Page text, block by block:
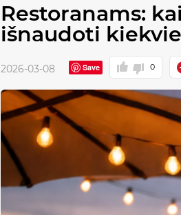
Restoranams:
išnaudoti
2026-03-08 Save 0